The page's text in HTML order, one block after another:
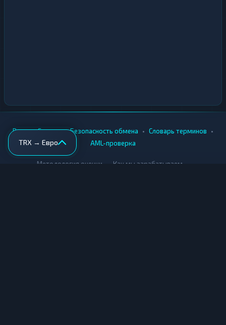
TRX → Евро
Вики • Города • Безопасность обмена • Словарь терминов •
AML-проверка
Методология оценки Как мы зарабатываем